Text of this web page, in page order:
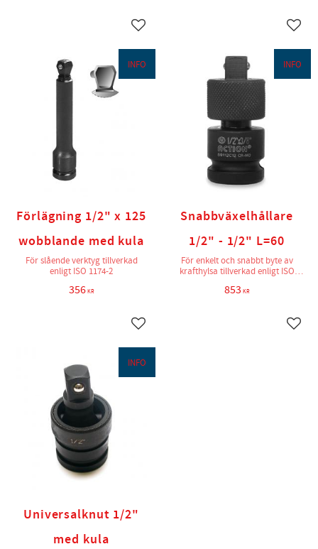
Lägg till i favoriter
Förlägning 1/2" x 125
wobblande med kula
För slående verktyg tillverkad
enligt ISO 1174-2
356KR
Lägg till i favoriter
INFO
Snabbväxelhållare
1/2" - 1/2" L=60
För enkelt och snabbt byte av
krafthylsa tillverkad enligt ISO
853 KR
INFO
Universalknut 1/2"
med kula
INFO